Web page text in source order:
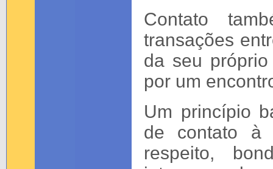
Contato
transações
da seu
por um
Um princípio
de contato à
respeito,